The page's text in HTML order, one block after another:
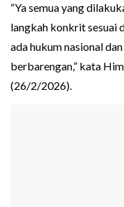
“Ya semua yang
langkah konkrit sesuai
ada hukum nasional
berbarengan,” kata
(26/2/2026).